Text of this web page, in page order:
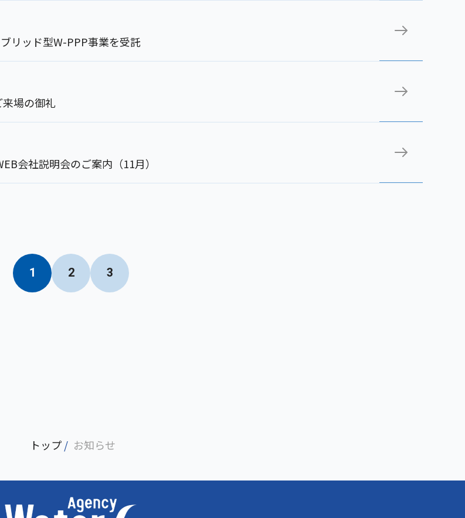
リッド型W-PPP事業を受託
来場の御礼
会社説明会のご案内（11月）
1 2 3
トップ / お知らせ